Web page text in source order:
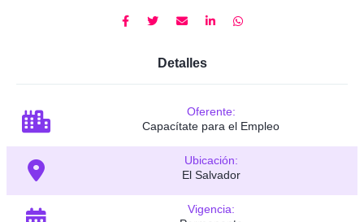
Detalles
Oferente:
Capacítate para el Empleo
Ubicación:
El Salvador
Vigencia: